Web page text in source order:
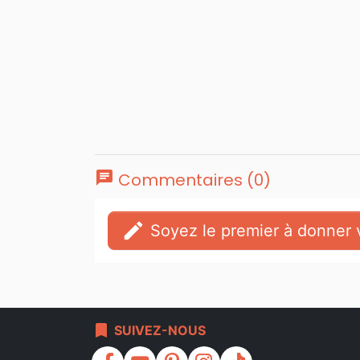
chat Commentaires (0)
edit Soyez le premier à donner
bookmark SUIVEZ-NOUS